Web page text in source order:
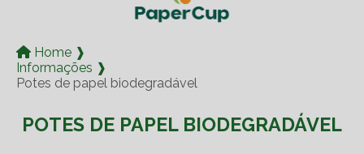
Home ❱
Informações ❱
Potes de papel biodegradável
POTES DE PAPEL BIODEGRADÁVEL